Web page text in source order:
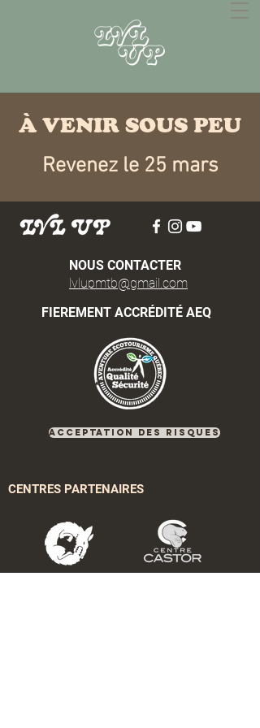
À VENIR SOUS PEU
Revenez le 25 mars
NOUS CONTACTER
lvlupmtb@gmail.com
FIEREMENT ACCRÉDITÉ AEQ
Acceptation des risques
CENTRES PARTENAIRES